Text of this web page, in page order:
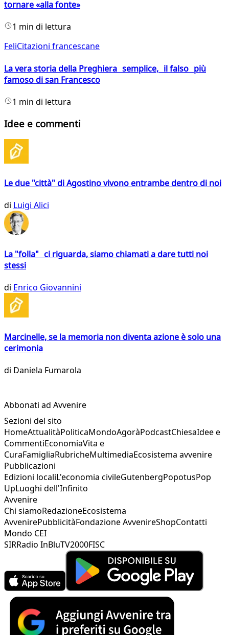
tornare «alla fonte»
1 min di lettura
FeliCitazioni francescane
La vera storia della Preghiera semplice, il falso più
famoso di san Francesco
1 min di lettura
Idee e commenti
Le due "città" di Agostino vivono entrambe dentro di noi
di Luigi Alici
La "folla" ci riguarda, siamo chiamati a dare tutti noi
stessi
di Enrico Giovannini
Marcinelle, se la memoria non diventa azione è solo una
cerimonia
di Daniela Fumarola
Abbonati ad Avvenire
Sezioni del sito
HomeAttualitàPoliticaMondoAgoràPodcastChiesaIdee e
CommentiEconomiaVita e
CuraFamigliaRubricheMultimediaEcosistema avvenire
Pubblicazioni
Edizioni localiL'economia civileGutenbergPopotusPop
UpLuoghi dell'Infinito
Avvenire
Chi siamoRedazioneEcosistema
AvvenirePubblicitàFondazione AvvenireShopContatti
Mondo CEI
SIRRadio InBluTV2000FISC